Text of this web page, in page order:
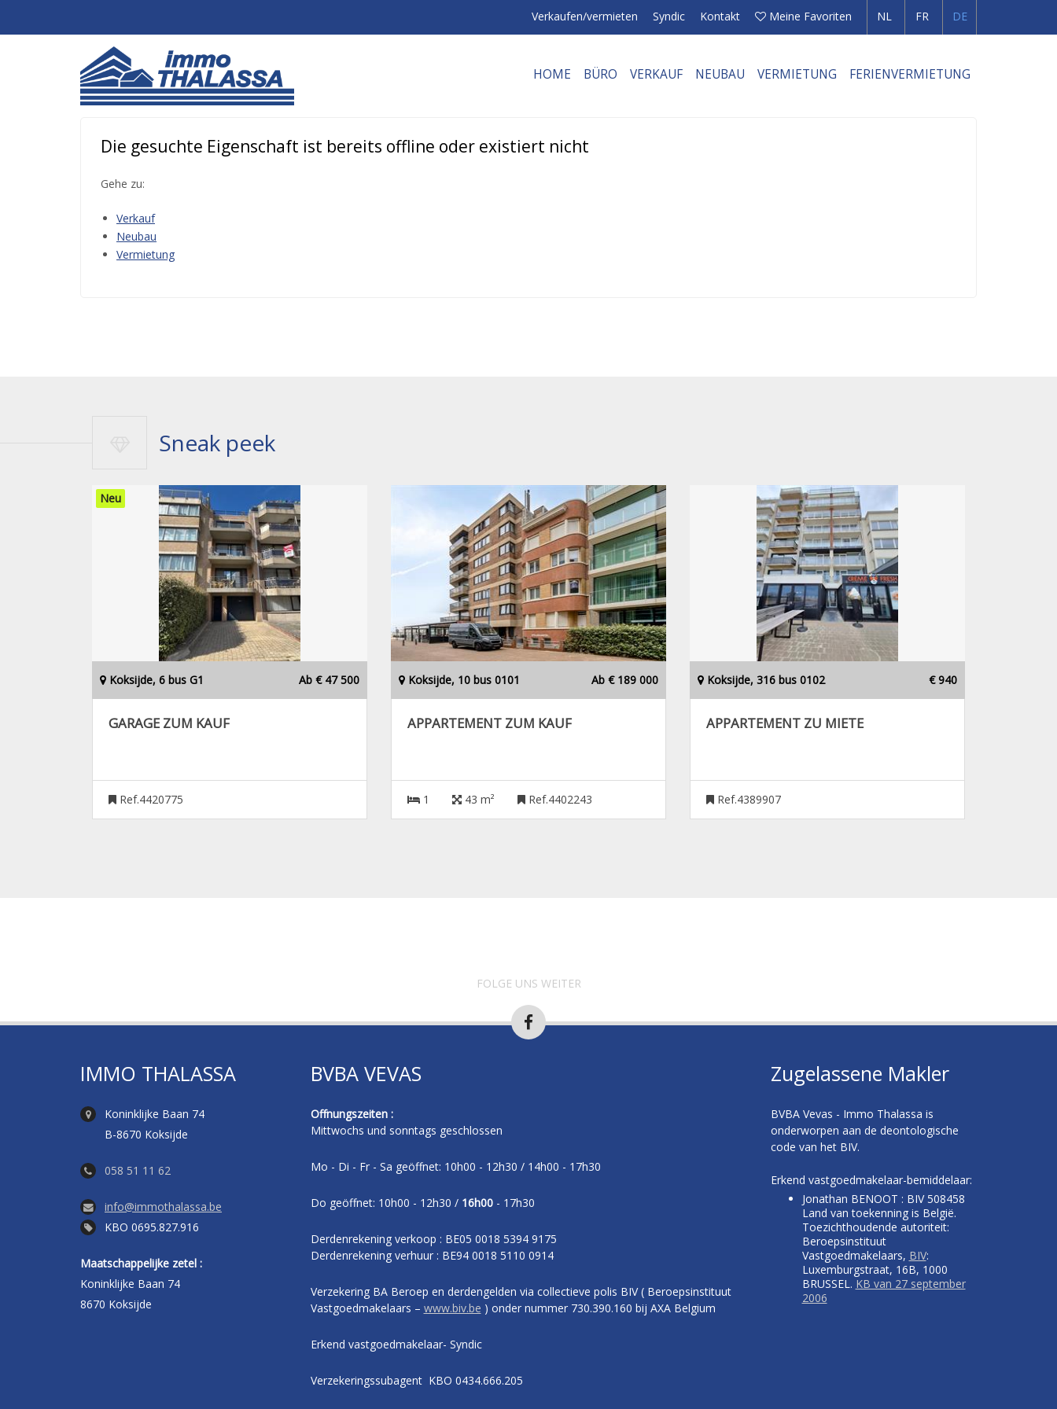
Verkaufen/vermieten Syndic Kontakt Meine Favoriten NL FR DE
HOME BÜRO VERKAUF NEUBAU VERMIETUNG FERIENVERMIETUNG
Die gesuchte Eigenschaft ist bereits offline oder existiert nicht
Gehe zu:
Verkauf
Neubau
Vermietung
Sneak peek
Neu
Koksijde, 6 bus G1 Ab € 47 500
GARAGE ZUM KAUF
Ref.4420775
Koksijde, 10 bus 0101 Ab € 189 000
APPARTEMENT ZUM KAUF
1 43 m² Ref.4402243
Koksijde, 316 bus 0102 € 940
APPARTEMENT ZU MIETE
Ref.4389907
FOLGE UNS WEITER
IMMO THALASSA
Koninklijke Baan 74
B-8670 Koksijde
058 51 11 62
info@immothalassa.be
KBO 0695.827.916
Maatschappelijke zetel :
Koninklijke Baan 74
8670 Koksijde
BVBA VEVAS
Offnungszeiten :
Mittwochs und sonntags geschlossen
Mo - Di - Fr - Sa geöffnet: 10h00 - 12h30 / 14h00 - 17h30
Do geöffnet: 10h00 - 12h30 / 16h00- 17h30
Derdenrekening verkoop : BE05 0018 5394 9175
Derdenrekening verhuur : BE94 0018 5110 0914
Verzekering BA Beroep en derdengelden via collectieve polis BIV ( Beroepsinstituut
Vastgoedmakelaars – www.biv.be ) onder nummer 730.390.160 bij AXA Belgium
Erkend vastgoedmakelaar- Syndic
Verzekeringssubagent KBO 0434.666.205
Zugelassene Makler
BVBA Vevas - Immo Thalassa is
onderworpen aan de deontologische
code van het BIV.
Erkend vastgoedmakelaar-bemiddelaar:
Jonathan BENOOT : BIV 508458
Land van toekenning is België.
Toezichthoudende autoriteit:
Beroepsinstituut
Vastgoedmakelaars, BIV:
Luxemburgstraat, 16B, 1000
BRUSSEL. KB van 27 september
2006